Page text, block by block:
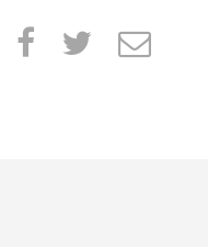
facebook
twitter
e